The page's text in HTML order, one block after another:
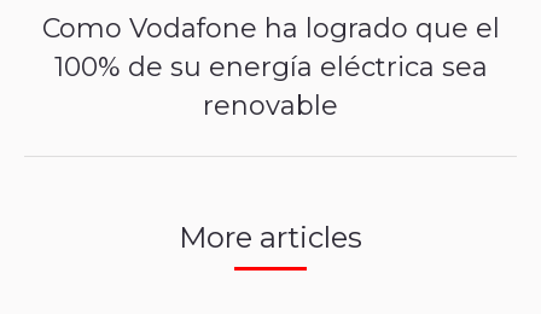
Publicación
siguiente:
Como Vodafone ha logrado que el
100% de su energía eléctrica sea
renovable
More articles